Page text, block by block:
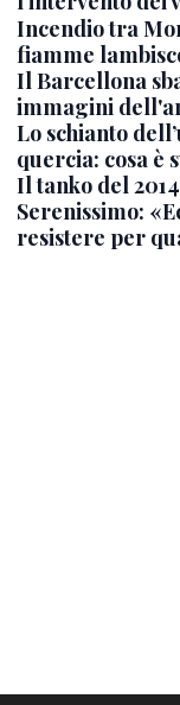
Incendio tra
fiamme
Il Barcellona
immagini
Lo schianto
quercia: cosa è
Il tanko del
Serenissimo:
resistere per